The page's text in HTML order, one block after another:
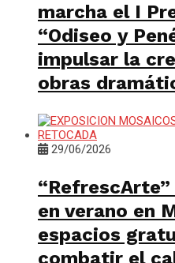
marcha el I
“Odiseo y
impulsar la
obras
29/06/2026
en verano en
espacios
combatir el